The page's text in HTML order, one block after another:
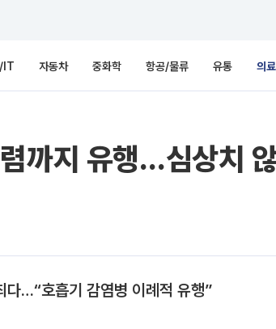
IT 자동차 중화학 항공/물류 유통 의
까지 유행…심상치
다…“호흡기 감염병 이례적 유행”